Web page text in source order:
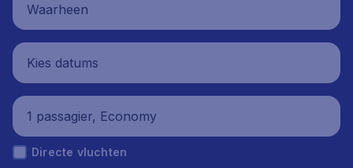
Waarheen
Kies datums
1 passagier, Economy
Directe vluchten